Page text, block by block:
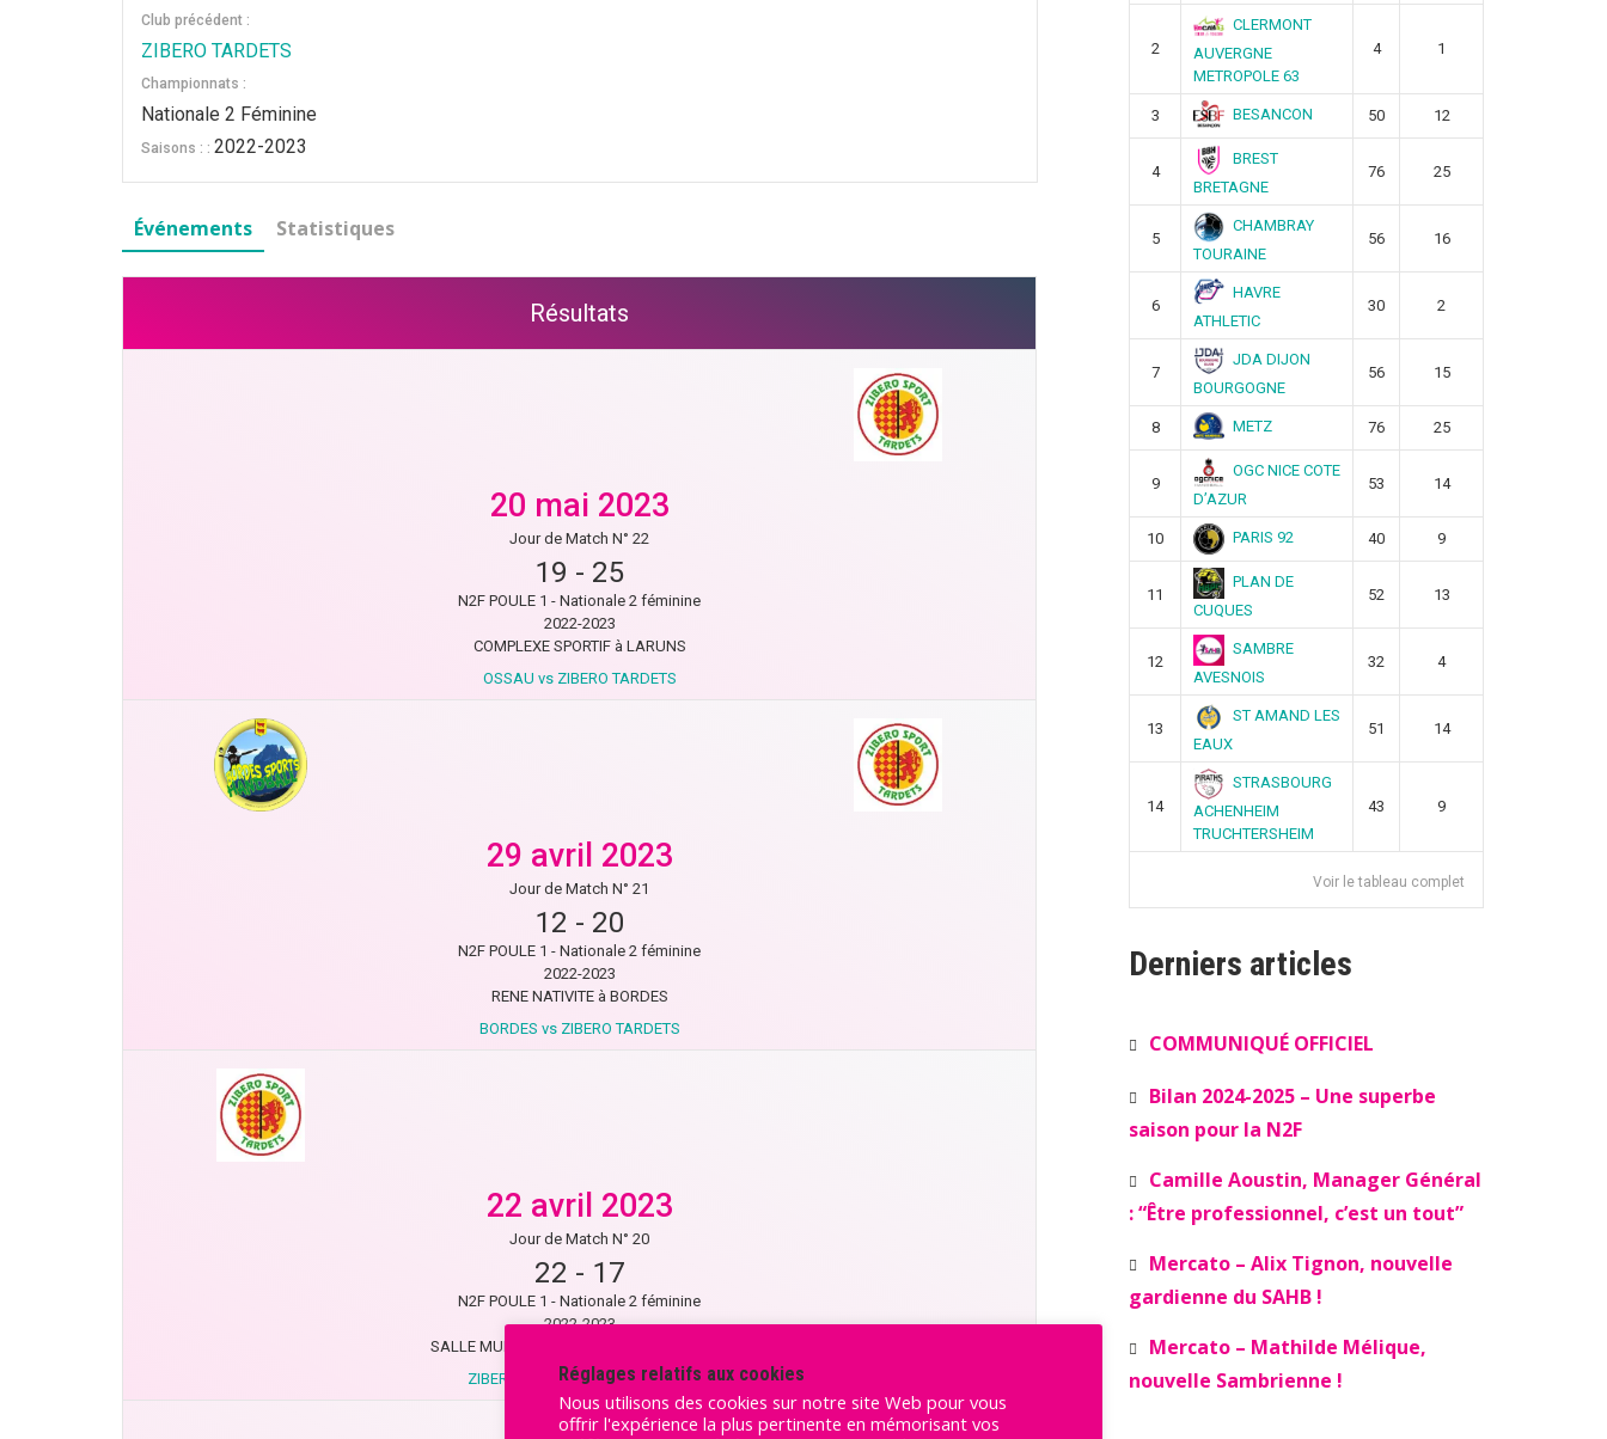
Club précédent :
ZIBERO TARDETS
Championnats :
Nationale 2 Féminine
Saisons : : 2022-2023
Événements Statistiques
Résultats
20 mai 2023
Jour de Match N° 22
19 - 25
N2F POULE 1 - Nationale 2 féminine
2022-2023
COMPLEXE SPORTIF à LARUNS
OSSAU vs ZIBERO TARDETS
29 avril 2023
Jour de Match N° 21
12 - 20
N2F POULE 1 - Nationale 2 féminine
2022-2023
RENE NATIVITE à BORDES
BORDES vs ZIBERO TARDETS
22 avril 2023
Jour de Match N° 20
22 - 17
N2F POULE 1 - Nationale 2 féminine
2022-2023
SALLE MUNICIPALE à TARDETS SORHOLUS
ZIBERO TARDETS vs NARBONNE
2
CLERMONT
AUVERGNE
METROPOLE 63
4 1
3 BESANCON 50 12
4
BREST
BRETAGNE
76 25
5
CHAMBRAY
TOURAINE
56 16
6
HAVRE
ATHLETIC
30 2
7
JDA DIJON
BOURGOGNE
56 15
8 METZ 76 25
9
OGC NICE COTE
D’AZUR
53 14
10 PARIS 92 40 9
11
PLAN DE
CUQUES
52 13
12
SAMBRE
AVESNOIS
32 4
13
ST AMAND LES
EAUX
51 14
14
STRASBOURG
ACHENHEIM
TRUCHTERSHEIM
43 9
Voir le tableau complet
Derniers articles
COMMUNIQUÉ OFFICIEL
Bilan 2024-2025 – Une superbe
saison pour la N2F
Camille Aoustin, Manager Général
: “Être professionnel, c’est un tout”
Mercato – Alix Tignon, nouvelle
gardienne du SAHB !
Mercato – Mathilde Mélique,
nouvelle Sambrienne !
Réglages relatifs aux cookies
Nous utilisons des cookies sur notre site Web pour vous
offrir l'expérience la plus pertinente en mémorisant vos